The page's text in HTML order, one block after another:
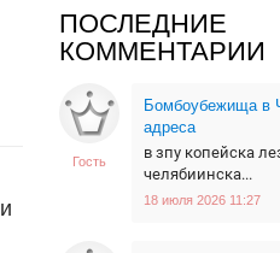
ПОСЛЕДНИЕ
КОММЕНТАРИИ
Гость
Бомбоубежища в
адреса
в зпу копейска
челябиинска...
18 июля 2026 11:27